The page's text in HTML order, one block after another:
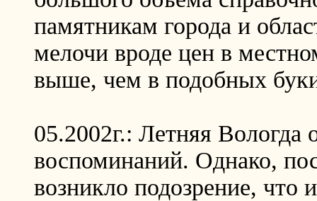
памятникам города и
мелочи вроде цен в
выше, чем в подобных
05.2002г.: Летняя Вологда
воспоминаний. Однако,
возникло подозрение, что